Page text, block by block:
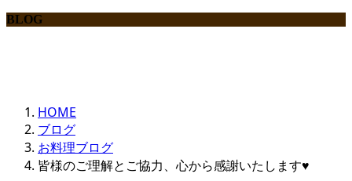
BLOG
HOME
ブログ
お料理ブログ
皆様のご理解とご協力、心から感謝いたします♥